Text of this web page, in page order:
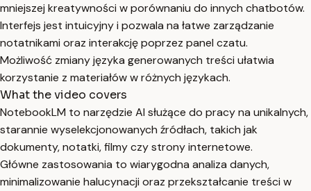
mniejszej kreatywności w porównaniu do innych chatbotów.
Interfejs jest intuicyjny i pozwala na łatwe zarządzanie
notatnikami oraz interakcję poprzez panel czatu.
Możliwość zmiany języka generowanych treści ułatwia
korzystanie z materiałów w różnych językach.
What the video covers
NotebookLM to narzędzie AI służące do pracy na unikalnych,
starannie wyselekcjonowanych źródłach, takich jak
dokumenty, notatki, filmy czy strony internetowe.
Główne zastosowania to wiarygodna analiza danych,
minimalizowanie halucynacji oraz przekształcanie treści w